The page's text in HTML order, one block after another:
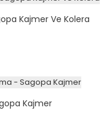
Kajmer Ve Kolera
Kajmer